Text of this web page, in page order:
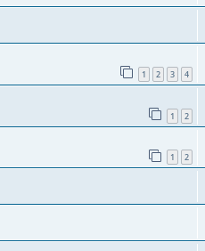
1 2 3 4
1 2
1 2